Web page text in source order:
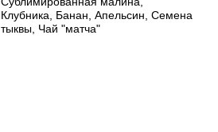
Клубника, Банан, Апельсин, Семена
тыквы, Чай "матча"